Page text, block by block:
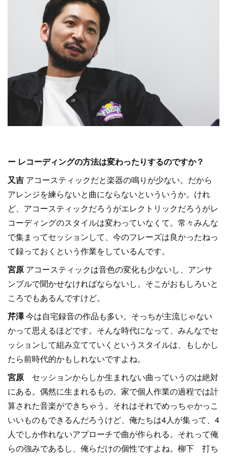
ー レコーディングの方法は変わったりするのですか？
又吉 アコースティックだと楽器の鳴りが少ない。だから
アレンジを練らないと曲にならないといういうか。けれ
ど、アコースティックだろうがエレクトリックだろうがレ
コーディングのスタイルは変わっていなくて。常々みんな
で集まってセッションして、今のフレーズは良かったねっ
て録っておくという作業をしているんです。
宮原 アコースティックは音色の変化も少ないし、アンサ
ンブルで聞かせなければならないし。そこがおもしろいと
ころでもあるんですけど。
芹澤今は自宅録音の作品も多い。そっちが主流じゃない
かって思えるほどです。そんな時代になって、みんなでセ
ッションして組み立てていくというスタイルは、もしかし
たら前時代的かもしれないですよね。
宮原 セッションからしか生まれない曲っていうのは絶対
にある。偶然に生まれるもの。家で個人作業の過程では計
算された音楽ができちゃう。それはそれでめっちゃかっこ
いいものもできるんだろうけど、俺たちは4人が集って、4
人でしか作れないアプローチで曲が作られる。それって俺
らの強みであるし、俺らだけの個性ですよね。柳下 打ち